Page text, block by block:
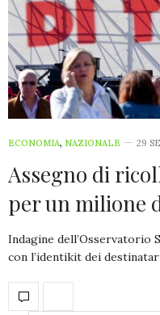
ECONOMIA, NAZIONALE 29
Assegno di
per un milione
Indagine dell’Osservatorio
con l’identikit dei